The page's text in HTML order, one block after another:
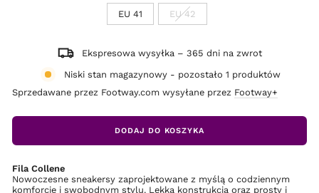
EU 41 EU 42
Ekspresowa wysyłka – 365 dni na zwrot
Niski stan magazynowy - pozostało 1 produktów
Sprzedawane przez Footway.com wysyłane przez Footway+
DODAJ DO KOSZYKA
Fila Collene
Nowoczesne sneakersy zaprojektowane z myślą o codziennym
komforcie i swobodnym stylu. Lekka konstrukcja oraz prosty i